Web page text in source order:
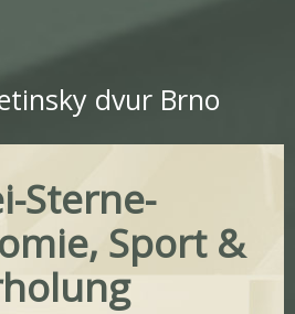
dvur Brno
Sterne-
Sport &